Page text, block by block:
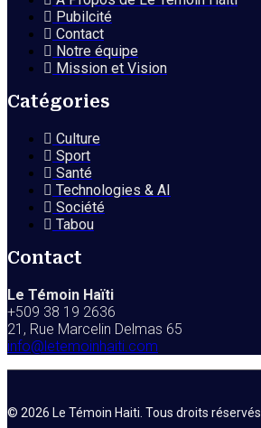
Pubilcité
Contact
Notre équipe
Mission et Vision
Catégories
Culture
Sport
Santé
Technologies & AI
Société
Tabou
Contact
Le Témoin Haïti
+509 38 19 2636
21, Rue Marcelin Delmas 65
info@letemoinhaiti.com
© 2026 Le Témoin Haiti. Tous droits réservés.